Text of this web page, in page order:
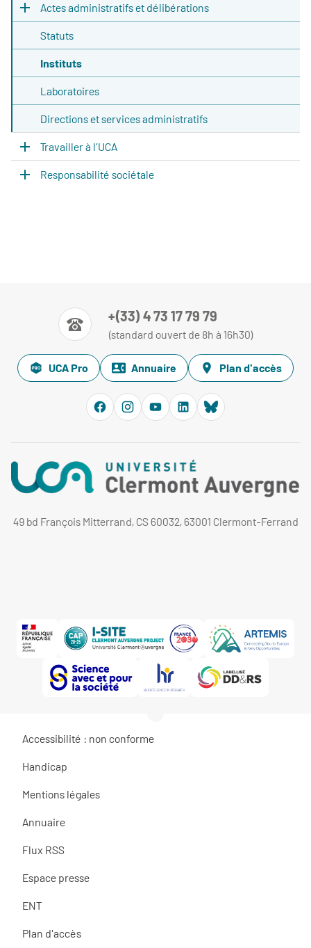
Actes administratifs et délibérations
Statuts
Instituts
Laboratoires
Directions et services administratifs
Travailler à l'UCA
Responsabilité sociétale
+(33) 4 73 17 79 79
(standard ouvert de 8h à 16h30)
UCA Pro Annuaire Plan d'accès
49 bd François Mitterrand, CS 60032, 63001 Clermont-Ferrand
Accessibilité : non conforme
Handicap
Mentions légales
Annuaire
Flux RSS
Espace presse
ENT
Plan d'accès